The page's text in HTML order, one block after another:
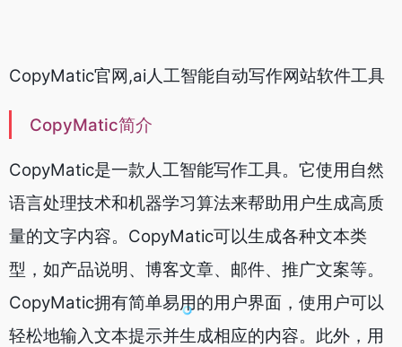
CopyMatic官网,ai人工智能自动写作网站软件工具
CopyMatic简介
CopyMatic是一款人工智能写作工具。它使用自然
语言处理技术和机器学习算法来帮助用户生成高质
量的文字内容。CopyMatic可以生成各种文本类
型，如产品说明、博客文章、邮件、推广文案等。
CopyMatic拥有简单易用的用户界面，使用户可以
轻松地输入文本提示并生成相应的内容。此外，用